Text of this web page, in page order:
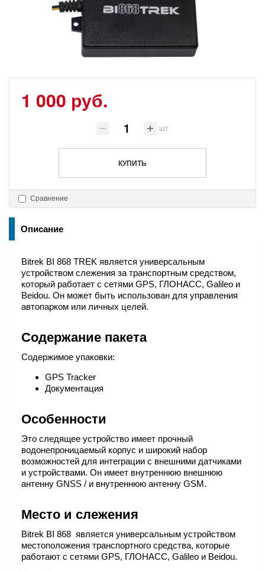
1 000 руб.
шт
КУПИТЬ
Сравнение
Описание
Bitrek BI 868 TREK является универсальным
устройством слежения за транспортным средством,
который работает с сетями GPS, ГЛОНАСС, Galileo и
Beidou. Он может быть использован для управления
автопарком или личных целей.
Содержание пакета
Содержимое упаковки:
GPS Tracker
Документация
Особенности
Это следящее устройство имеет прочный
водонепроницаемый корпус и широкий набор
возможностей для интеграции с внешними датчиками
и устройствами. Он имеет внутреннюю внешнюю
антенну GNSS / и внутреннюю антенну GSM.
Место и слежения
Bitrek BI 868 является универсальным устройством
местоположения транспортного средства, которые
работают с сетями GPS, ГЛОНАСС, Galileo и Beidou.